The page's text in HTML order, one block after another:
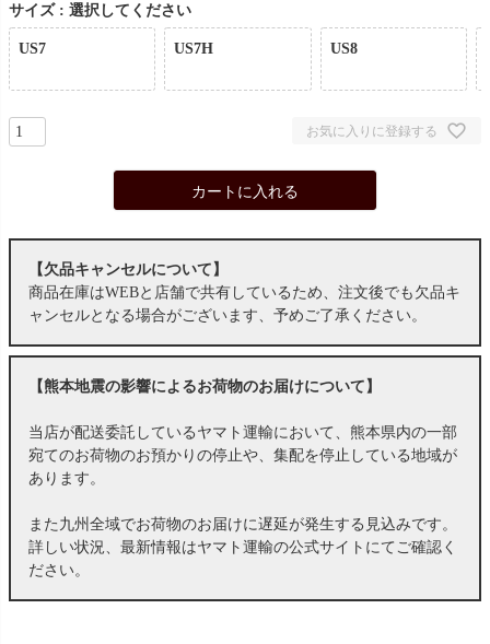
サイズ 選択してください
US7 US7H US8
お気に入りに登録する
カートに入れる
【欠品キャンセルについて】
商品在庫はWEBと店舗で共有しているため、注文後でも欠品キ
ャンセルとなる場合がございます、予めご了承ください。
【熊本地震の影響によるお荷物のお届けについて】
当店が配送委託しているヤマト運輸において、熊本県内の一部
宛てのお荷物のお預かりの停止や、集配を停止している地域が
あります。
また九州全域でお荷物のお届けに遅延が発生する見込みです。
詳しい状況、最新情報はヤマト運輸の公式サイトにてご確認く
ださい。